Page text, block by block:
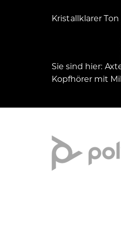
Kristallklarer
Sie sind hier:
Kopfhörer mit